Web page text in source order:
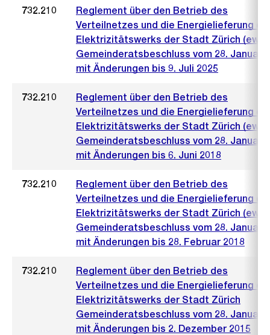
732.210
Reglement über den Betrieb des
Verteilnetzes und die Energielieferung
Elektrizitätswerks der Stadt Zürich (ewz)
Gemeinderatsbeschluss vom 28. Januar
mit Änderungen bis 9. Juli 2025
732.210
Reglement über den Betrieb des
Verteilnetzes und die Energielieferung
Elektrizitätswerks der Stadt Zürich (ewz)
Gemeinderatsbeschluss vom 28. Januar
mit Änderungen bis 6. Juni 2018
732.210
Reglement über den Betrieb des
Verteilnetzes und die Energielieferung
Elektrizitätswerks der Stadt Zürich (ewz)
Gemeinderatsbeschluss vom 28. Januar
mit Änderungen bis 28. Februar 2018
732.210
Reglement über den Betrieb des
Verteilnetzes und die Energielieferung
Elektrizitätswerks der Stadt Zürich
Gemeinderatsbeschluss vom 28. Januar
mit Änderungen bis 2. Dezember 2015